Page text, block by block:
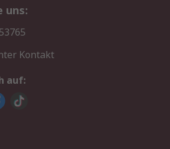
uns:
Kontakt
auf: